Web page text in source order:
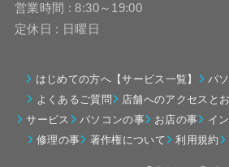
営業時間 : 8:30～19:00
定休日 : 日曜日
はじめての方へ【サービス一覧】 パ
よくあるご質問
店舗へのアクセスと
サービス
パソコンの事 お店の事 イ
修理の事
著作権について 利用規約